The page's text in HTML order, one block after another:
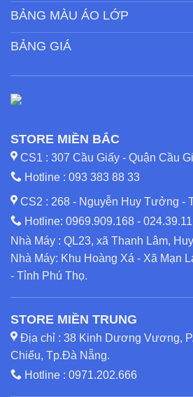
BẢNG MÀU ÁO LỚP
BẢNG GIÁ
STORE MIỀN BẮC
CS1 : 307 Cầu Giấy - Quận Cầu
Hotline : 093 383 88 33
CS2 : 268 - Nguyễn Huy Tưởng -
Hotline: 0969.909.168 -
Nhà Máy : QL23, xã Thanh Lâm,
Nhà Máy: Khu Hoàng Xá - Xã Mạn
- Tỉnh Phú Thọ.
STORE MIỀN TRUNG
Địa chỉ : 38 Kinh Dương Vương,
Chiểu, Tp.Đà Nẵng.
Hotline : 0971.202.666